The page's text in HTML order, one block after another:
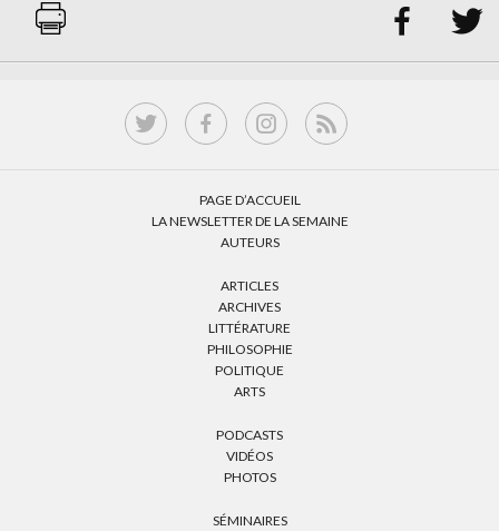
 
PAGE D’ACCUEIL
LA NEWSLETTER DE LA SEMAINE
AUTEURS
ARTICLES
ARCHIVES
LITTÉRATURE
PHILOSOPHIE
POLITIQUE
ARTS
PODCASTS
VIDÉOS
PHOTOS
SÉMINAIRES